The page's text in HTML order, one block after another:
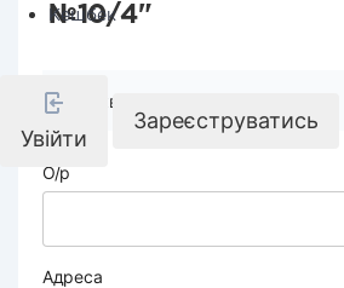
Кешбек
Увійти
Зареєструватись
№10/4"
Реквізити компанії
О/р
Адреса